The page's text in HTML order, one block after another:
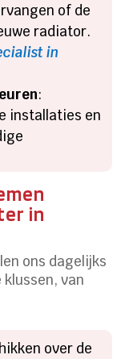
of de
radiator.
in
:
installaties en
in
ons dagelijks
van
over de